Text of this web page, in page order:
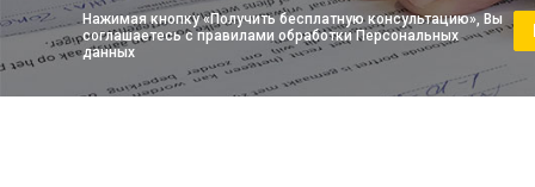
Нажимая кнопку «Получить бесплатную консультацию», Вы
соглашаетесь с правилами обработки Персональных
данных